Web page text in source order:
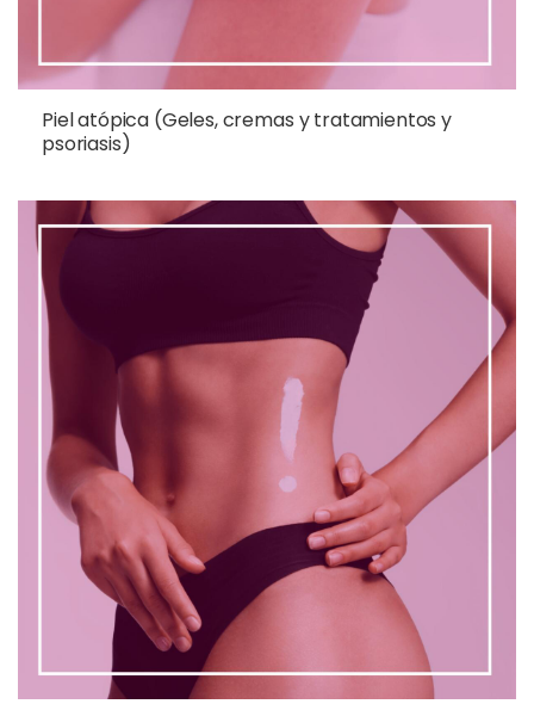
Piel atópica (Geles, cremas y tratamientos y
psoriasis)